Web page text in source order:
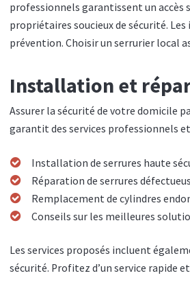
professionnels garantissent un accès
propriétaires soucieux de sécurité.
prévention. Choisir un serrurier local
Installation et
Assurer la sécurité de votre domicile
garantit des services professionnels
Installation de serrures haute
Réparation de serrures
Remplacement de cylindres
Conseils sur les meilleures
Les services proposés incluent
sécurité. Profitez d’un service rapide